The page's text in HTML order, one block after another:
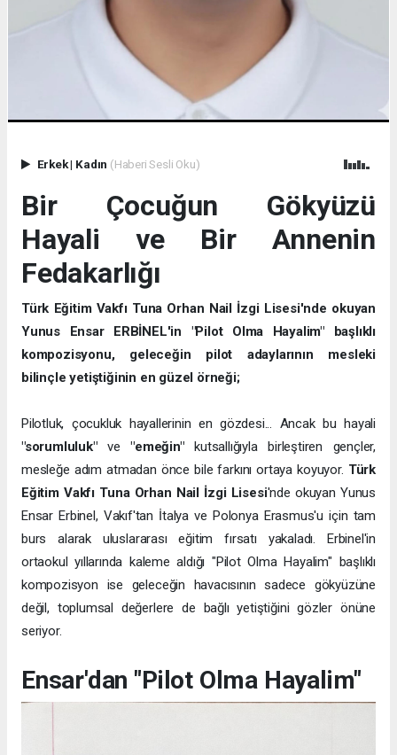
Erkek| Kadın (Haberi Sesli Oku)
Bir Çocuğun Gökyüzü
Hayali ve Bir Annenin
Fedakarlığı
Türk Eğitim Vakfı Tuna Orhan Nail İzgi Lisesi'nde okuyan
Yunus Ensar ERBİNEL'in "Pilot Olma Hayalim" başlıklı
kompozisyonu, geleceğin pilot adaylarının mesleki
bilinçle yetiştiğinin en güzel örneği;
Pilotluk, çocukluk hayallerinin en gözdesi... Ancak bu hayali
"sorumluluk"ve"emeğin"kutsallığıyla birleştiren gençler,
mesleğe adım atmadan önce bile farkını ortaya koyuyor. Türk
Eğitim Vakfı Tuna Orhan Nail İzgi Lisesi'nde okuyan Yunus
Ensar Erbinel, Vakıf'tan İtalya ve Polonya Erasmus'u için tam
burs alarak uluslararası eğitim fırsatı yakaladı. Erbinel'in
ortaokul yıllarında kaleme aldığı "Pilot Olma Hayalim" başlıklı
kompozisyon ise geleceğin havacısının sadece gökyüzüne
değil, toplumsal değerlere de bağlı yetiştiğini gözler önüne
seriyor.
Ensar'dan "Pilot Olma Hayalim"